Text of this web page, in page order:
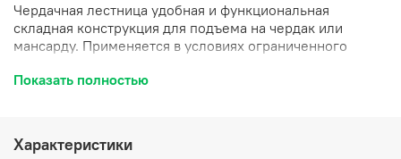
Чердачная лестница удобная и функциональная
складная конструкция для подъема на чердак или
мансарду. Применяется в условиях ограниченного
стационарную лестничную конструкцию. Изготовление
Лестница состоит из четырех секций, легко убирается в
потолок. Проста в установке.
Показать полностью
Характеристики